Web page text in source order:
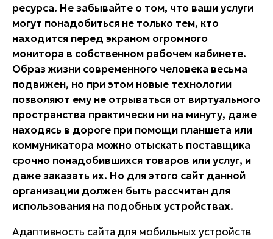
ресурса. Не забывайте о том, что ваши услуги
могут понадобиться не только тем, кто
находится перед экраном огромного
монитора в собственном рабочем кабинете.
Образ жизни современного человека весьма
подвижен, но при этом новые технологии
позволяют ему не отрываться от виртуального
пространства практически ни на минуту, даже
находясь в дороге при помощи планшета или
коммуникатора можно отыскать поставщика
срочно понадобившихся товаров или услуг, и
даже заказать их. Но для этого сайт данной
организации должен быть рассчитан для
использования на подобных устройствах.
Адаптивность сайта для мобильных устройств